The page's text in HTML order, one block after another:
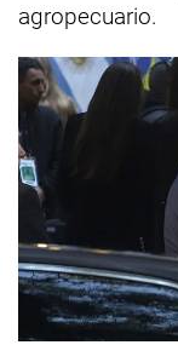
agropecuario.